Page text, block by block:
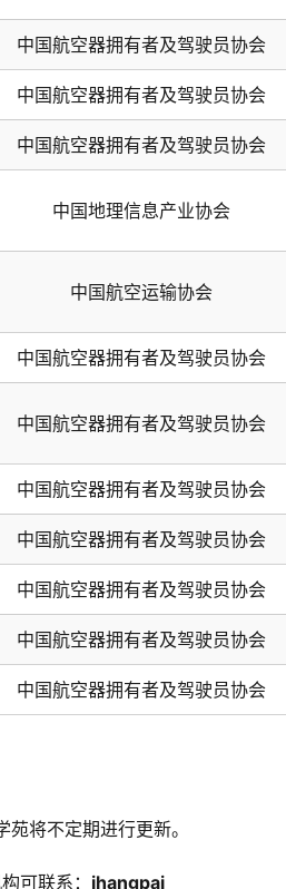
中国航空器拥有者及驾驶员协会
中国航空器拥有者及驾驶员协会
中国航空器拥有者及驾驶员协会
中国地理信息产业协会
中国航空运输协会
中国航空器拥有者及驾驶员协会
中国航空器拥有者及驾驶员协会
中国航空器拥有者及驾驶员协会
中国航空器拥有者及驾驶员协会
中国航空器拥有者及驾驶员协会
中国航空器拥有者及驾驶员协会
中国航空器拥有者及驾驶员协会
将不定期进行更新。
可联系： ihangpai